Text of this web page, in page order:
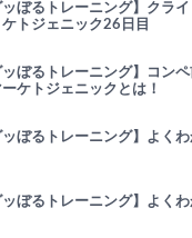
ッぼるトレーニング】クラ
トジェニック26日目
ッぼるトレーニング】コン
ケトジェニックとは！
ッぼるトレーニング】よく
ッぼるトレーニング】よく